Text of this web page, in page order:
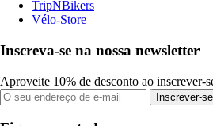
TripNBikers
Vélo-Store
Inscreva-se na nossa newsletter
Aproveite 10% de desconto ao inscrever-
Inscrever-se